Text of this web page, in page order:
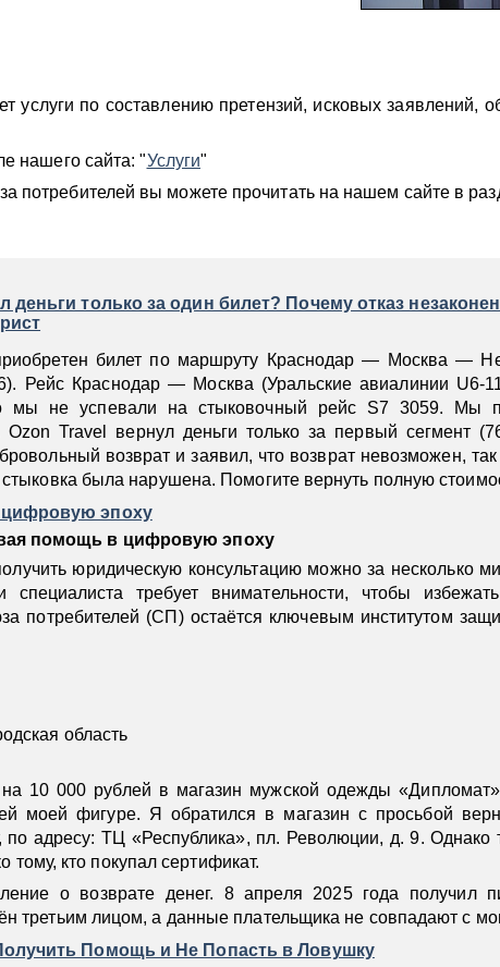
услуги по составлению претензий, исковых заявлений,
нашего сайта: "Услуги"
вы можете прочитать на нашем сайте в
только за один билет? Почему отказ
билет по маршруту Краснодар — Москва —
Рейс Краснодар — Москва (Уральские авиалинии U6-
мы не успевали на стыковочный рейс S7 3059. Мы
Ozon Travel вернул деньги только за первый сегмент
возврат и заявил, что возврат невозможен, так
была нарушена. Помогите вернуть полную
эпоху
помощь в цифровую эпоху
юридическую консультацию можно за несколько
требует внимательности, чтобы
потребителей (СП) остаётся ключевым институтом
область
10 000 рублей в магазин мужской одежды
моей фигуре. Я обратился в магазин с просьбой
по адресу: ТЦ «Республика», пл. Революции, д. 9. Однако
тому, кто покупал сертификат.
о возврате денег. 8 апреля 2025 года получил
третьим лицом, а данные плательщика не совпадают с
Помощь и Не Попасть в Ловушку